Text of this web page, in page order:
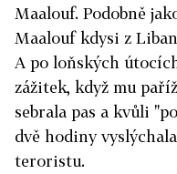
Maalouf. Podobně
Maalouf kdysi z
A po loňských
zážitek, když mu
sebrala pas a kvůli
dvě hodiny
teroristu.